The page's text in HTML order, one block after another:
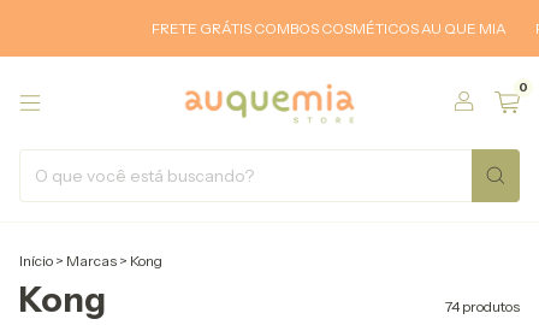
FRETE GRÁTIS COMBOS COSMÉTICOS AU QUE MIA FRETE GRÁTIS
0
Início > Marcas > Kong
Kong 74 produtos